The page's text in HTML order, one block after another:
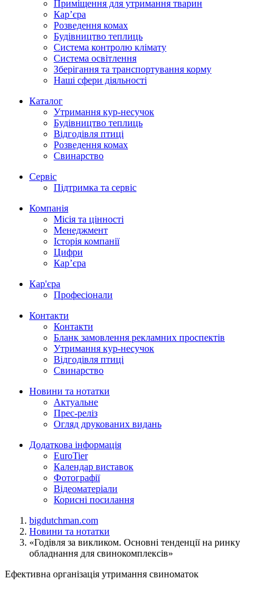
Приміщення для утримання тварин
Кар’єра
Розведення комах
Будівництво теплиць
Система контролю клімату
Система освітлення
Зберігання та транспортування корму
Наші сфери діяльності
Каталог
Утримання кур-несучок
Будівництво теплиць
Відгодівля птиці
Розведення комах
Свинарство
Сервіс
Підтримка та сервіс
Компанія
Місія та цінності
Менеджмент
Історія компанії
Цифри
Кар’єра
Кар'єра
Професіонали
Контакти
Контакти
Бланк замовлення рекламних проспектів
Утримання кур-несучок
Відгодівля птиці
Свинарство
Новини та нотатки
Актуальне
Прес-реліз
Огляд друкованих видань
Додаткова інформація
EuroTier
Календар виставок
Фотографії
Відеоматеріали
Корисні посилання
bigdutchman.com
Новини та нотатки
«Годівля за викликом. Основні тенденції на ринку
обладнання для свинокомплексів»
Ефективна організація утримання свиноматок